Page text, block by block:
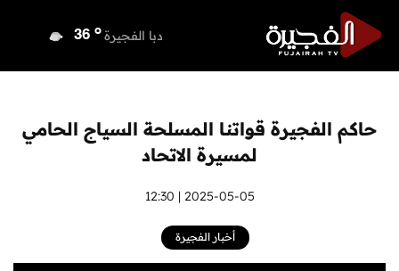
دبا الفجيرة 36 o
36 o
الفجيرة
حاكم الفجيرة قواتنا المسلحة السياج الحامي
لمسيرة الاتحاد
2025-05-05 | 12:30
أخبار الفجيرة